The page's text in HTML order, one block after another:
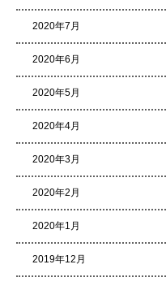
2020年7月
2020年6月
2020年5月
2020年4月
2020年3月
2020年2月
2020年1月
2019年12月